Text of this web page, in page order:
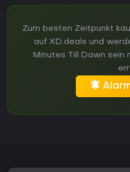
Zum besten Zeitpunkt
auf XD.deals und
Minutes Till Dawn